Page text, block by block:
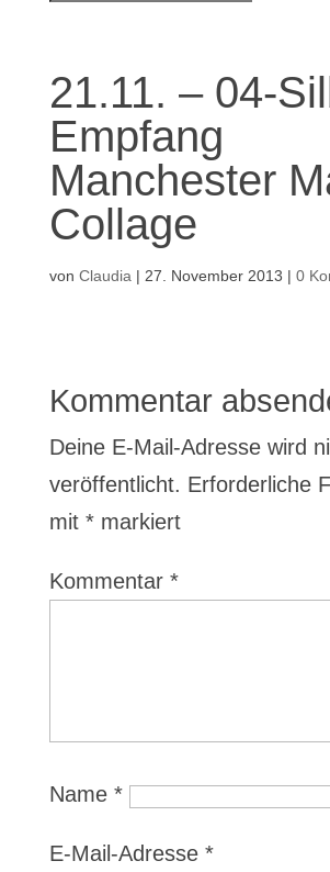
21.11. – 04-
Empfang
Manchester
Collage
von Claudia | 27. November 2013 | 0
Kommentar
Deine E-Mail-Adresse wird
veröffentlicht. Erforderliche
mit *markiert
Kommentar *
Name *
E-Mail-Adresse *